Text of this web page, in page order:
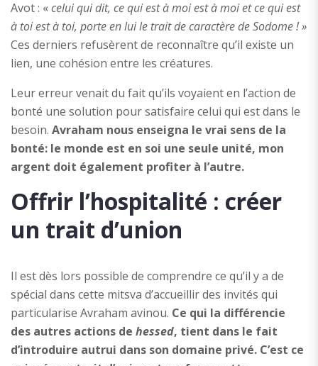
Avot : «celui qui dit, ce qui est à moi est à moi et ce qui est
à toi est à toi, porte en lui le trait de caractère de Sodome ! »
Ces derniers refusèrent de reconnaître qu’il existe un
lien, une cohésion entre les créatures.
Leur erreur venait du fait qu’ils voyaient en l’action de
bonté une solution pour satisfaire celui qui est dans le
besoin. Avraham nous enseigna le vrai sens de la
bonté: le monde est en soi une seule unité, mon
argent doit également profiter à l’autre.
Offrir l’hospitalité : créer
un trait d’union
Il est dès lors possible de comprendre ce qu’il y a de
spécial dans cette mitsva d’accueillir des invités qui
particularise Avraham avinou. Ce qui la différencie
des autres actions de hessed, tient dans le fait
d’introduire autrui dans son domaine privé. C’est ce